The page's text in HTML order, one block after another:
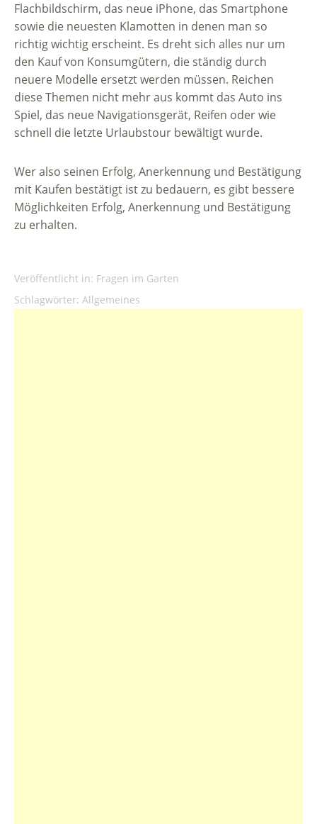
Flachbildschirm, das neue iPhone, das Smartphone
sowie die neuesten Klamotten in denen man so
richtig wichtig erscheint. Es dreht sich alles nur um
den Kauf von Konsumgütern, die ständig durch
neuere Modelle ersetzt werden müssen. Reichen
diese Themen nicht mehr aus kommt das Auto ins
Spiel, das neue Navigationsgerät, Reifen oder wie
schnell die letzte Urlaubstour bewältigt wurde.
Wer also seinen Erfolg, Anerkennung und Bestätigung
mit Kaufen bestätigt ist zu bedauern, es gibt bessere
Möglichkeiten Erfolg, Anerkennung und Bestätigung
zu erhalten.
Veröffentlicht in: Fragen im Garten
Schlagwörter: Allgemeines